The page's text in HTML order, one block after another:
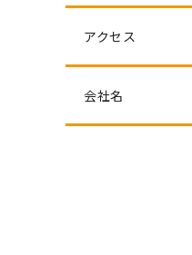
アクセス
会社名